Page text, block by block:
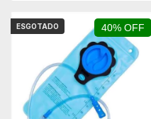
40% OFF
ESGOTADO